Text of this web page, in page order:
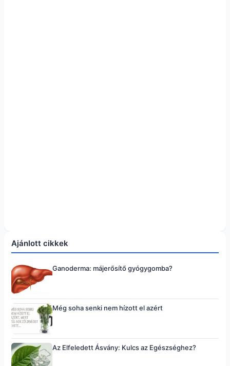
Ajánlott cikkek
Ganoderma: májerősítő gyógygomba?
Még soha senki nem hízott el azért
Az Elfeledett Ásvány: Kulcs az Egészséghez?